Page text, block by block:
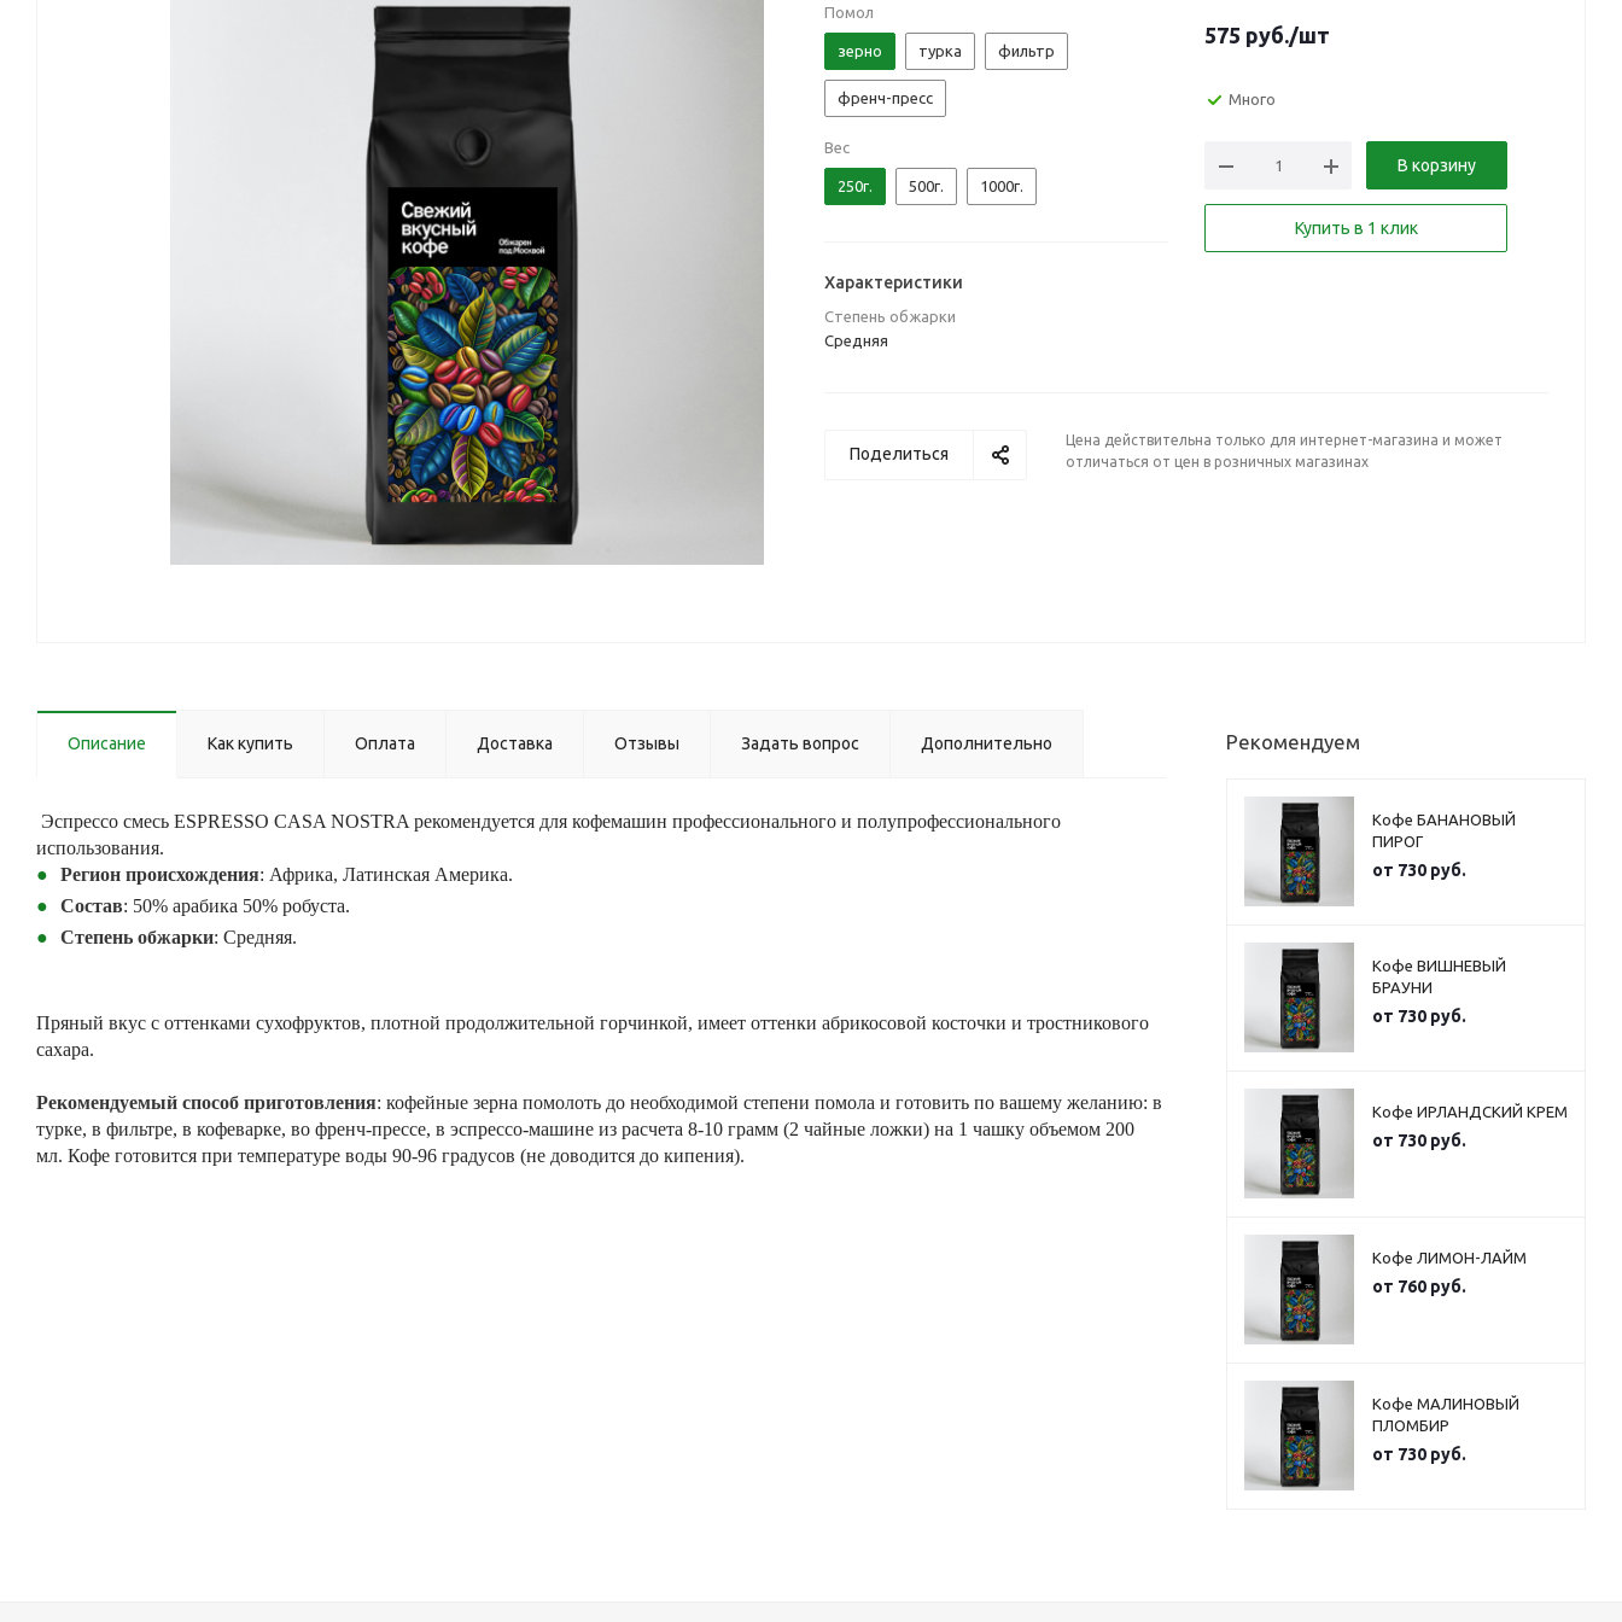
Помол
зерно турка фильтр
френч-пресс
Вес
250г. 500г. 1000г.
Характеристики
Степень обжарки
Средняя
575 руб./шт
Много
В корзину
Купить в 1 клик
Поделиться
Цена действительна только для интернет-магазина и может
отличаться от цен в розничных магазинах
Описание Как купить Оплата Доставка Отзывы Задать вопрос Дополнительно
Эспрессо смесь ESPRESSO CASA NOSTRA рекомендуется для кофемашин профессионального и полупрофессионального
использования.
Регион происхождения: Африка, Латинская Америка.
Состав: 50% арабика 50% робуста.
Степень обжарки: Средняя.
Пряный вкус с оттенками сухофруктов, плотной продолжительной горчинкой, имеет оттенки абрикосовой косточки и тростникового
сахара.
Рекомендуемый способ приготовления: кофейные зерна помолоть до необходимой степени помола и готовить по вашему желанию: в
турке, в фильтре, в кофеварке, во френч-прессе, в эспрессо-машине из расчета 8-10 грамм (2 чайные ложки) на 1 чашку объемом 200
мл. Кофе готовится при температуре воды 90-96 градусов (не доводится до кипения).
Рекомендуем
Кофе БАНАНОВЫЙ
ПИРОГ
от 730 руб.
Кофе ВИШНЕВЫЙ
БРАУНИ
от 730 руб.
Кофе ИРЛАНДСКИЙ КРЕМ
от 730 руб.
Кофе ЛИМОН-ЛАЙМ
от 760 руб.
Кофе МАЛИНОВЫЙ
ПЛОМБИР
от 730 руб.